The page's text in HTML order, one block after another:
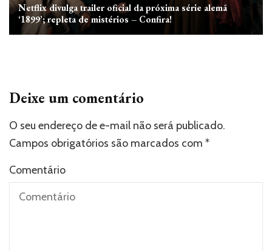
Netflix divulga trailer oficial da próxima série alemã
‘1899’; repleta de mistérios – Confira!
Deixe um comentário
O seu endereço de e-mail não será publicado.
Campos obrigatórios são marcados com *
Comentário